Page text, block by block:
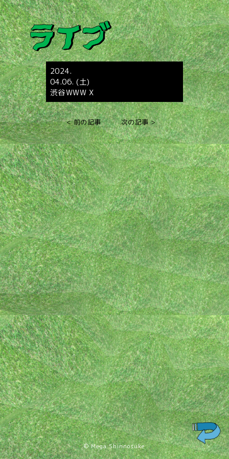
2024.
04.06. (土)
渋谷WWW X
< 前の記事 次の記事 >
© Mega Shinnosuke